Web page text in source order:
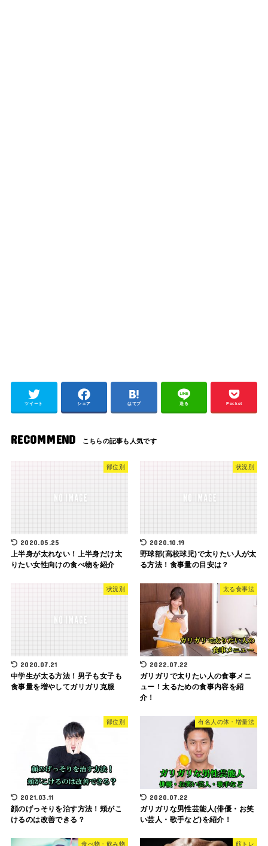
ツイート シェア はてブ 送る Pocket
RECOMMEND
部位別
2020.05.25
上半身が太れない！上半身だけ太
りたい女性向けの食べ物を紹介
状況別
2020.10.19
野球部(高校球児)で太りたい人が太
る方法！食事量の目安は？
状況別
2020.07.21
中学生が太る方法！男子も女子も
食事量を増やしてガリガリ克服
太る食事法
2022.07.22
ガリガリで太りたい人の食事メニ
ュー！太るための食事内容を紹
介！
部位別
2021.03.11
顔のげっそりを治す方法！頬がこ
けるのは改善できる？
有名人の体・増量法
2020.07.22
ガリガリな男性芸能人(俳優・お笑
い芸人・歌手など)を紹介！
食べ物・飲み物 筋トレ